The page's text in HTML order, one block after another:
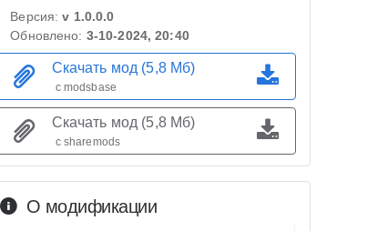
О модификации
Версия:v 1.0.0.0
Обновлено: 3-10-2024, 20:40
Скачать мод (5,8 Мб)
с modsbase
Скачать мод (5,8 Мб)
с sharemods